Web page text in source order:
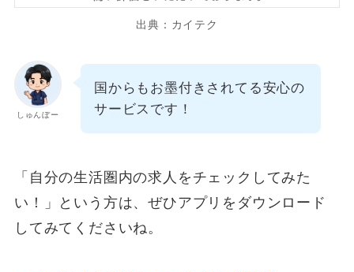
出典：カイテク
しゅんぼー
国からもお墨付きされてる安心の
サービスです！
「自分の生活圏内の求人をチェックしてみた
い！」という方は、ぜひアプリをダウンロード
してみてくださいね。